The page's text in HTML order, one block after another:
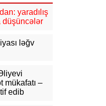
Pentaqonda
yaradılış
düşüncələr
ləğv
mükafatı –
edib